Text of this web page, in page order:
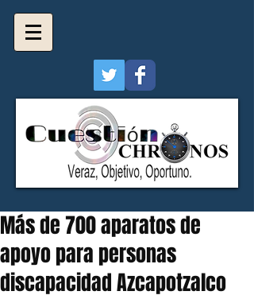
Más de 700 aparatos de
apoyo para personas
discapacidad Azcapotzalco